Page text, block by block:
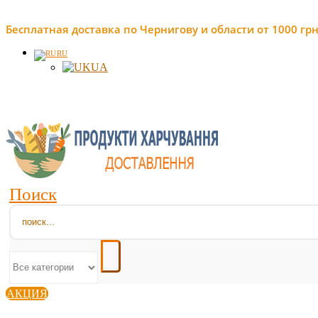
Бесплатная доставка по Чернигову и области от 1000
RU
UA
Поиск
АКЦИЯ